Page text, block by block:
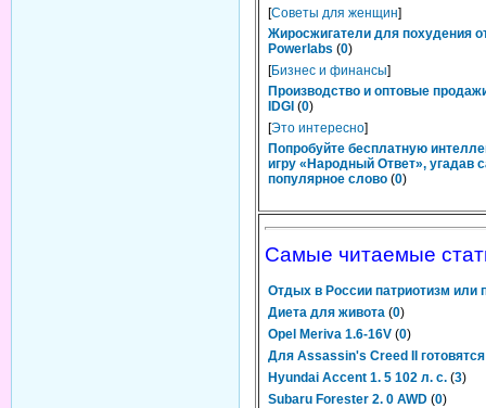
[Советы для женщин]
Жиросжигатели для похудения
Powerlabs (0)
[Бизнес и финансы]
Производство и оптовые
IDGI (0)
[Это интересно]
Попробуйте бесплатную
игру «Народный Ответ», угадав
популярное слово (0)
Самые читаемые
Отдых в России патриотизм или
Диета для живота (0)
Opel Meriva 1.6-16V (0)
Для Assassin's Creed II
Hyundai Accent 1. 5 102 л. с. (3)
Subaru Forester 2. 0 AWD (0)